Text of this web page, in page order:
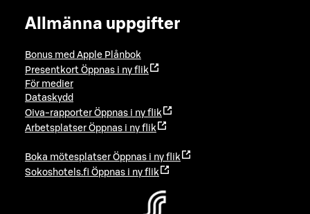
Allmänna uppgifter
Bonus med Apple Plånbok
Presentkort Öppnas i ny flik
För medier
Dataskydd
Oiva-rapporter Öppnas i ny flik
Arbetsplatser Öppnas i ny flik
Boka mötesplatser Öppnas i ny flik
Sokoshotels.fi Öppnas i ny flik